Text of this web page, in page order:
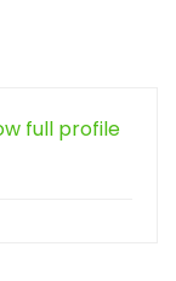
full profile